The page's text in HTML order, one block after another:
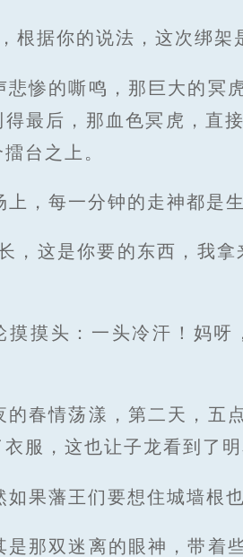
根据你的说法，这次绑架
悲惨的嘶鸣，那巨大的冥
得最后，那血色冥虎，直
台之上。
上，每一分钟的走神都是
，这是你要的东西，我
摸摸头：一头冷汗！妈
的春情荡漾，第二天，五
衣服，这也让子龙看到了
如果藩王们要想住城墙根
是那双迷离的眼神，带着